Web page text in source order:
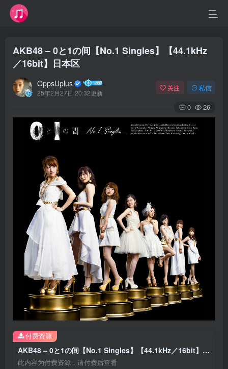
AKB48 – 0と1の间【No.1 Singles】【44.1kHz
／16bit】日本区
OppsUplus
25年2月27日 20:32更新
关注 私信
0 26
AKB48 – 0と1の间【No.1 Singles】【44.1kHz／16bit】日本区
此内容为付费资源，请付费后查看
付费资源